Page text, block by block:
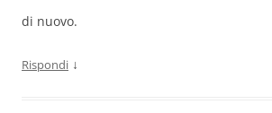
di nuovo.
Rispondi ↓